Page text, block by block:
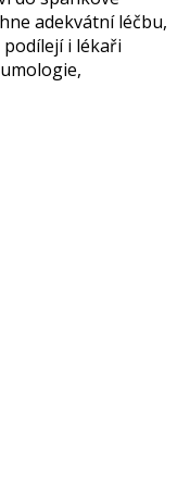
adekvátní léčbu,
i lékaři